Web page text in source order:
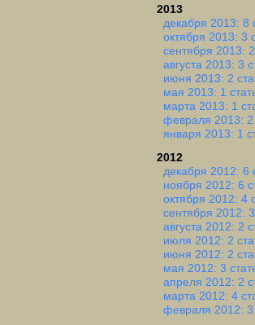
2013
декабря 2013: 8
октября 2013: 3
сентября 2013:
августа 2013: 3
июня 2013: 2
мая 2013: 1
марта 2013: 1
февраля 2013: 2
января 2013: 1
2012
декабря 2012: 6
ноября 2012: 6
октября 2012: 4
сентября 2012:
августа 2012: 2
июля 2012: 2
июня 2012: 2
мая 2012: 3
апреля 2012: 2
марта 2012: 4
февраля 2012: 3